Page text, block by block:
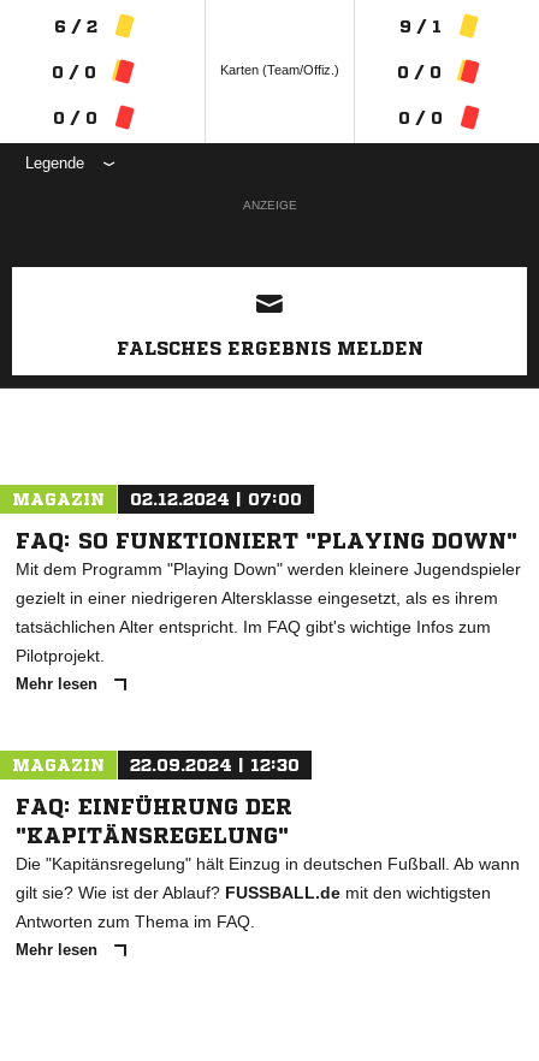
6 / 2
0 / 0
0 / 0
Karten (Team/Offiz.)
9 / 1
0 / 0
0 / 0
Legende
ANZEIGE
FALSCHES ERGEBNIS MELDEN
MAGAZIN 02.12.2024 | 07:00
FAQ: SO FUNKTIONIERT "PLAYING DOWN"
Mit dem Programm "Playing Down" werden kleinere Jugendspieler
gezielt in einer niedrigeren Altersklasse eingesetzt, als es ihrem
tatsächlichen Alter entspricht. Im FAQ gibt's wichtige Infos zum
Pilotprojekt.
Mehr lesen
MAGAZIN 22.09.2024 | 12:30
FAQ: EINFÜHRUNG DER
"KAPITÄNSREGELUNG"
Die "Kapitänsregelung" hält Einzug in deutschen Fußball. Ab wann
gilt sie? Wie ist der Ablauf? FUSSBALL.de mit den wichtigsten
Antworten zum Thema im FAQ.
Mehr lesen